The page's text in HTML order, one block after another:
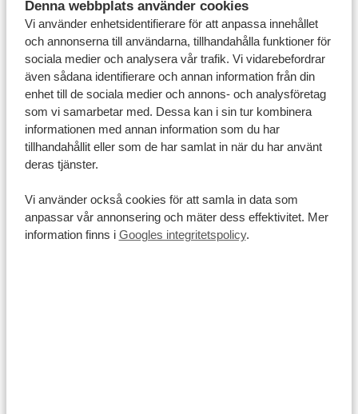
Denna webbplats använder cookies
Vi använder enhetsidentifierare för att anpassa innehållet
och annonserna till användarna, tillhandahålla funktioner för
sociala medier och analysera vår trafik. Vi vidarebefordrar
även sådana identifierare och annan information från din
enhet till de sociala medier och annons- och analysföretag
som vi samarbetar med. Dessa kan i sin tur kombinera
informationen med annan information som du har
tillhandahållit eller som de har samlat in när du har använt
deras tjänster.
Vi använder också cookies för att samla in data som
anpassar vår annonsering och mäter dess effektivitet. Mer
information finns i Googles integritetspolicy.
Utflykter utöver själva safarin är ett fantastiskt sätt att
uppleva mer av Kenya. Det är ett sätt att komma
närmare lokalbefolkningen och upptäcka landets natur
på ett annat och minnesvärt sätt. Du kan till exempel
besöka traditionella stammar som massajer eller
samburuer, cykla bland Afrikas vilda djur, sväva fram i
luftballong över savannen eller följa med på båtsafari
typ av utflykt du väljer, men räkna med allt från 10 till
500 USD per person och utflykt.
Flygbiljetter